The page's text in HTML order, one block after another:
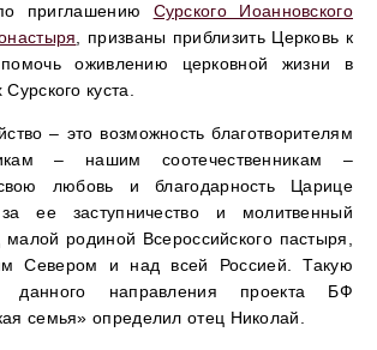
приглашению Сурского Иоанновского
, призваны приблизить Церковь к
оживлению церковной жизни в
куста.
– это возможность благотворителям
– нашим соотечественникам –
любовь и благодарность Царице
ее заступничество и молитвенный
малой родиной Всероссийского пастыря,
Севером и над всей Россией. Такую
направления проекта БФ
семья» определил отец Николай.